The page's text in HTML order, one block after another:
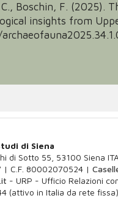
Boschin, F. (2025).
insights from
di Siena
di Sotto 55, 53100 Siena
| C.F. 80002070524 |
- URP - Ufficio Relazioni
(attivo in Italia da rete